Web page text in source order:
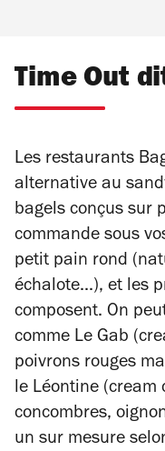
Time Out
Les restaurants
alternative au
bagels conçus sur
commande sous
petit pain rond
échalote...), et les
composent. On
comme Le Gab
poivrons rouges
le Léontine (cream
concombres,
un sur mesure